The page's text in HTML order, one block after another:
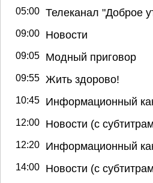
05:00 Телеканал "Доброе
09:00 Новости
09:05 Модный приговор
09:55 Жить здорово!
10:45 Информационный
12:00 Новости (с
12:20 Информационный
14:00 Новости (с